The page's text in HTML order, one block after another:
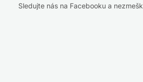
Sledujte nás na Facebooku a